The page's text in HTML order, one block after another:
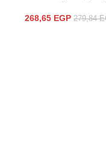
279,84
268,65 EGP